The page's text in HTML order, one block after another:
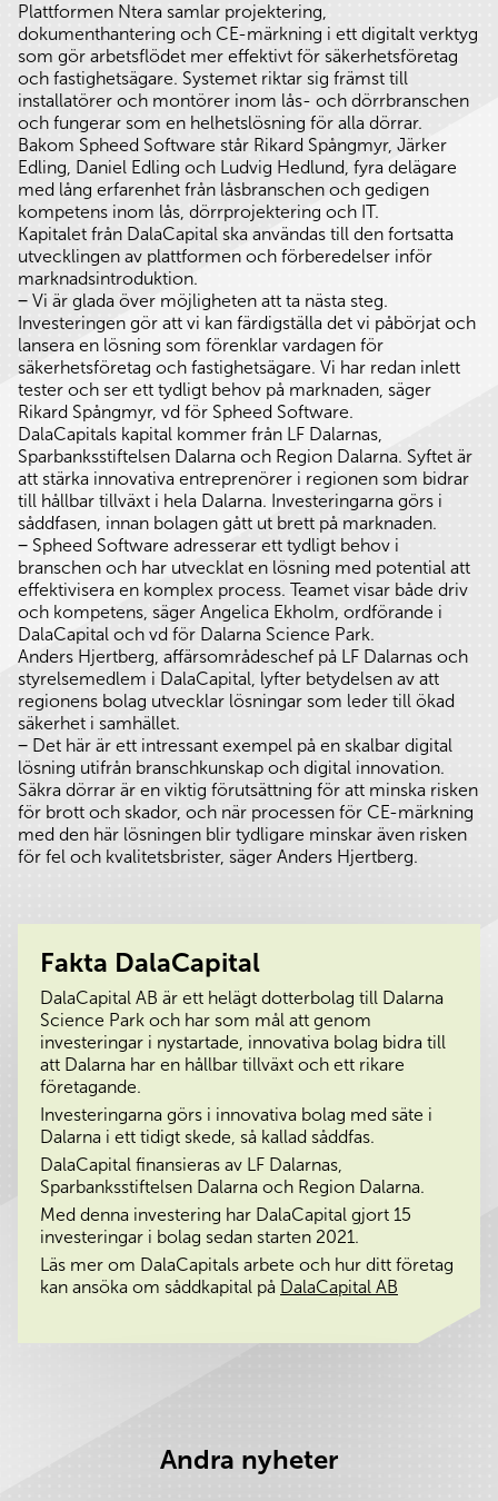
Plattformen Ntera samlar projektering,
dokumenthantering och CE-märkning i ett digitalt verktyg
som gör arbetsflödet mer effektivt för säkerhetsföretag
och fastighetsägare. Systemet riktar sig främst till
installatörer och montörer inom lås- och dörrbranschen
och fungerar som en helhetslösning för alla dörrar.
Bakom Spheed Software står Rikard Spångmyr, Järker
Edling, Daniel Edling och Ludvig Hedlund, fyra delägare
med lång erfarenhet från låsbranschen och gedigen
kompetens inom lås, dörrprojektering och IT.
Kapitalet från DalaCapital ska användas till den fortsatta
utvecklingen av plattformen och förberedelser inför
marknadsintroduktion.
‒ Vi är glada över möjligheten att ta nästa steg.
Investeringen gör att vi kan färdigställa det vi påbörjat och
lansera en lösning som förenklar vardagen för
säkerhetsföretag och fastighetsägare. Vi har redan inlett
tester och ser ett tydligt behov på marknaden, säger
Rikard Spångmyr, vd för Spheed Software.
DalaCapitals kapital kommer från LF Dalarnas,
Sparbanksstiftelsen Dalarna och Region Dalarna. Syftet är
att stärka innovativa entreprenörer i regionen som bidrar
till hållbar tillväxt i hela Dalarna. Investeringarna görs i
såddfasen, innan bolagen gått ut brett på marknaden.
‒ Spheed Software adresserar ett tydligt behov i
branschen och har utvecklat en lösning med potential att
effektivisera en komplex process. Teamet visar både driv
och kompetens, säger Angelica Ekholm, ordförande i
DalaCapital och vd för Dalarna Science Park.
Anders Hjertberg, affärsområdeschef på LF Dalarnas och
styrelsemedlem i DalaCapital, lyfter betydelsen av att
regionens bolag utvecklar lösningar som leder till ökad
säkerhet i samhället.
‒ Det här är ett intressant exempel på en skalbar digital
lösning utifrån branschkunskap och digital innovation.
Säkra dörrar är en viktig förutsättning för att minska risken
för brott och skador, och när processen för CE-märkning
med den här lösningen blir tydligare minskar även risken
för fel och kvalitetsbrister, säger Anders Hjertberg.
Fakta DalaCapital
DalaCapital AB är ett helägt dotterbolag till Dalarna
Science Park och har som mål att genom
investeringar i nystartade, innovativa bolag bidra till
att Dalarna har en hållbar tillväxt och ett rikare
företagande.
Investeringarna görs i innovativa bolag med säte i
Dalarna i ett tidigt skede, så kallad såddfas.
DalaCapital finansieras av LF Dalarnas,
Sparbanksstiftelsen Dalarna och Region Dalarna.
Med denna investering har DalaCapital gjort 15
investeringar i bolag sedan starten 2021.
Läs mer om DalaCapitals arbete och hur ditt företag
kan ansöka om såddkapital på DalaCapital AB
Andra nyheter